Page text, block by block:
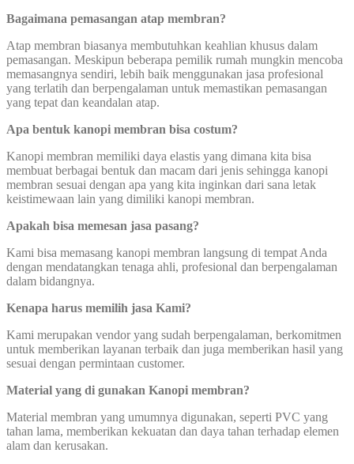
Bagaimana pemasangan atap membran?
Atap membran biasanya membutuhkan keahlian khusus dalam
pemasangan. Meskipun beberapa pemilik rumah mungkin mencoba
memasangnya sendiri, lebih baik menggunakan jasa profesional
yang terlatih dan berpengalaman untuk memastikan pemasangan
yang tepat dan keandalan atap.
Apa bentuk kanopi membran bisa costum?
Kanopi membran memiliki daya elastis yang dimana kita bisa
membuat berbagai bentuk dan macam dari jenis sehingga kanopi
membran sesuai dengan apa yang kita inginkan dari sana letak
keistimewaan lain yang dimiliki kanopi membran.
Apakah bisa memesan jasa pasang?
Kami bisa memasang kanopi membran langsung di tempat Anda
dengan mendatangkan tenaga ahli, profesional dan berpengalaman
dalam bidangnya.
Kenapa harus memilih jasa Kami?
Kami merupakan vendor yang sudah berpengalaman, berkomitmen
untuk memberikan layanan terbaik dan juga memberikan hasil yang
sesuai dengan permintaan customer.
Material yang di gunakan Kanopi membran?
Material membran yang umumnya digunakan, seperti PVC yang
tahan lama, memberikan kekuatan dan daya tahan terhadap elemen
alam dan kerusakan.